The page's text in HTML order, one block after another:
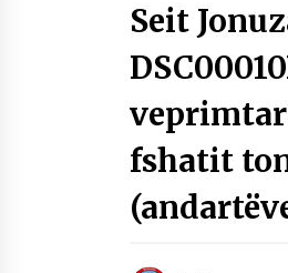
TRETË I PIKNIKU
26/05/2026
17/10/2025
KALLARATI NË
KOMBËTARE PËR
VENDIT – NGA ÇIZE
Seit
fshatit